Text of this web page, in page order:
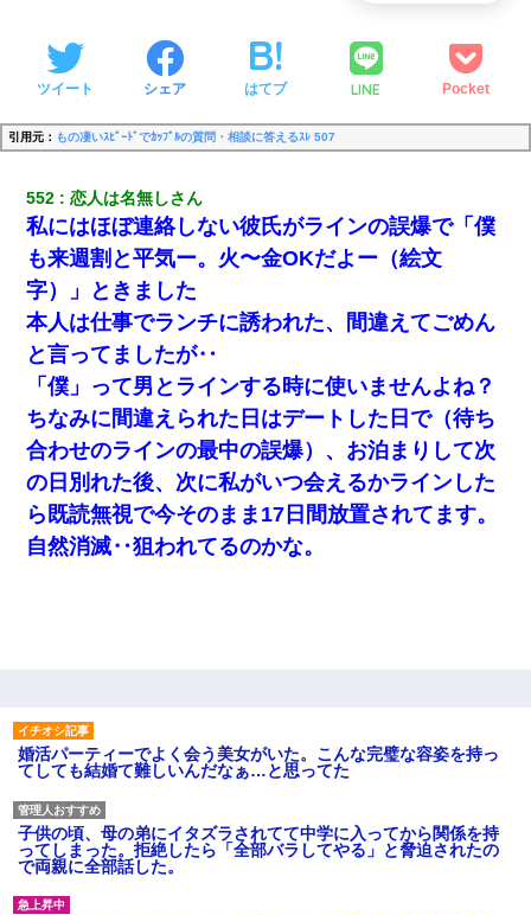
ツイート シェア はてブ LINE Pocket
引用元： もの凄いｽﾋﾟｰﾄﾞでｶｯﾌﾟﾙの質問・相談に答えるｽﾚ 507
552 恋人は名無しさん
私にはほぼ連絡しない彼氏がラインの誤爆で「僕
も来週割と平気ー。火〜金OKだよー（絵文
字）」ときました
本人は仕事でランチに誘われた、間違えてごめん
と言ってましたが‥
「僕」って男とラインする時に使いませんよね？
ちなみに間違えられた日はデートした日で（待ち
合わせのラインの最中の誤爆）、お泊まりして次
の日別れた後、次に私がいつ会えるかラインした
ら既読無視で今そのまま17日間放置されてます。
自然消滅‥狙われてるのかな。
婚活パーティーでよく会う美女がいた。こんな完璧な容姿を持っ
てしても結婚て難しいんだなぁ…と思ってた
子供の頃、母の弟にイタズラされてて中学に入ってから関係を持
ってしまった。拒絶したら「全部バラしてやる」と脅迫されたの
で両親に全部話した。